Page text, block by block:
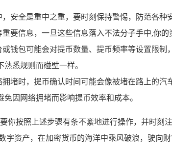
，安全是重中之重，要时刻保持警惕，防范各
要信息，一旦这些信息落入不法分子手中,你的
或钱包可能会对提币数量、提币频率等设置限
悉规则而碰壁一样。
拥堵时，提币确认时间可能会像被堵在路上的
因网络拥堵而影响提币效率和成本。
你按照上述步骤有条不紊地进行操作，并时
字资产，在加密货币的海洋中乘风破浪，驶向财